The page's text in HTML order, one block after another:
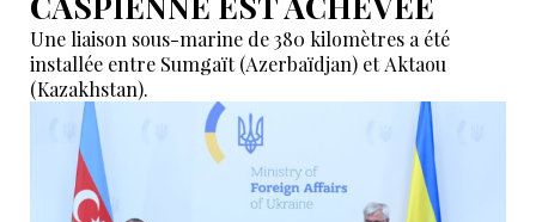
Une liaison sous-marine de 380 kilomètres a été
installée entre Sumgaït (Azerbaïdjan) et Aktaou
(Kazakhstan).